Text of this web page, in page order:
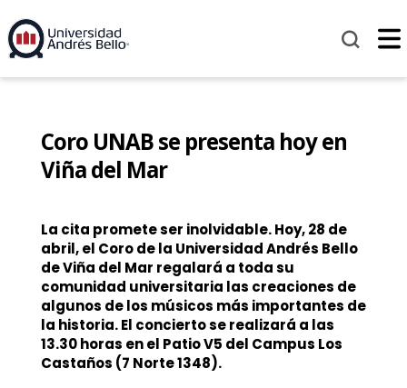
Coro UNAB se presenta hoy en
Viña del Mar
La cita promete ser inolvidable. Hoy, 28 de
abril, el Coro de la Universidad Andrés Bello
de Viña del Mar regalará a toda su
comunidad universitaria las creaciones de
algunos de los músicos más importantes de
la historia.El concierto se realizará a las
13.30 horas en el Patio V5 del Campus Los
Castaños (7 Norte 1348).